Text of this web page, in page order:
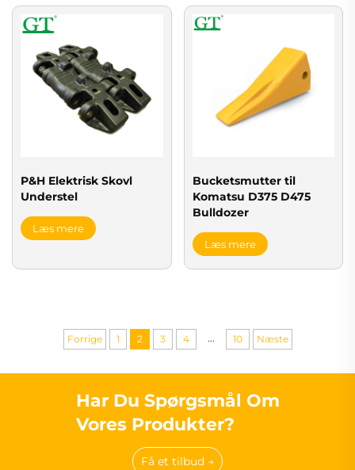
P&H Elektrisk Skovl
Understel
Læs mere
Bucketsmutter til
Komatsu D375 D475
Bulldozer
Læs mere
Forrige 1 2 3 4 ... 10 Næste
Har Du Spørgsmål Om
Vores Produkter?
Få et tilbud →